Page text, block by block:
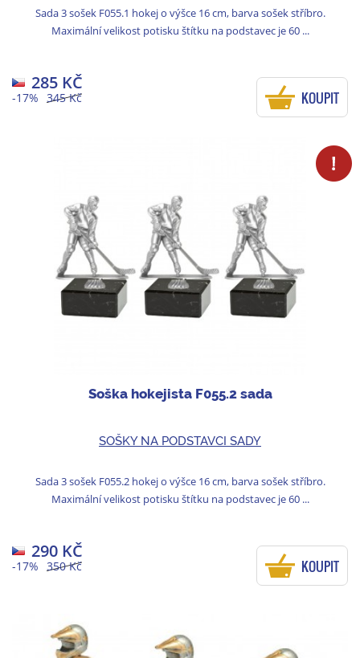
Sada 3 sošek F055.1 hokej o výšce 16 cm, barva sošek stříbro.
Maximální velikost potisku štítku na podstavec je 60 ...
345 Kč
-17%
285 KČ
KOUPIT
Soška hokejista F055.2 sada
SOŠKY NA PODSTAVCI SADY
Sada 3 sošek F055.2 hokej o výšce 16 cm, barva sošek stříbro.
Maximální velikost potisku štítku na podstavec je 60 ...
350 Kč
-17%
290 KČ
KOUPIT